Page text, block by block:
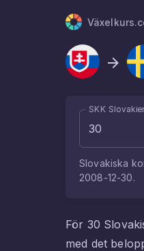
SKK
Slovakiska
2008-12-30.
För 30
med det